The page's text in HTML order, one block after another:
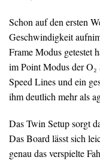
Schon auf den ersten
Geschwindigkeit
Frame Modus getestet
im Point Modus der
Speed Lines und ein
ihm deutlich mehr als
Das Twin Setup sorgt
Das Board lässt sich
genau das verspielte